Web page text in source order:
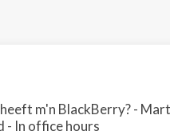
m'n BlackBerry? -
In office hours